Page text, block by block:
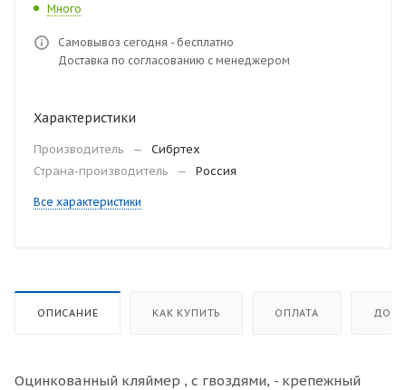
Много
Самовывоз сегодня - бесплатно
Доставка по согласованию с менеджером
Характеристики
Производитель —
Сибртех
Страна-производитель
— Россия
Все характеристики
ОПИСАНИЕ КАК КУПИТЬ ОПЛАТА
Оцинкованный кляймер , с гвоздями, - крепежный